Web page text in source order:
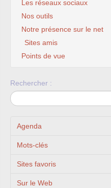
Les réseaux sociaux
Nos outils
Notre présence sur le net
Sites amis
Points de vue
Rechercher :
Agenda
Mots-clés
Sites favoris
Sur le Web